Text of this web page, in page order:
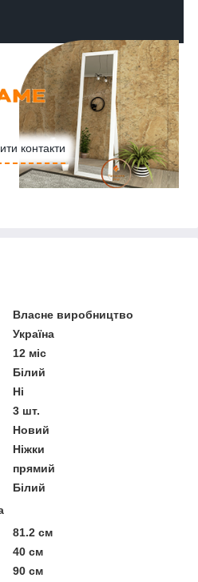
контакти
Власне виробництво
Україна
12 міс
Білий
Ні
3 шт.
Новий
Ніжки
прямий
Білий
81.2 см
40 см
90 см